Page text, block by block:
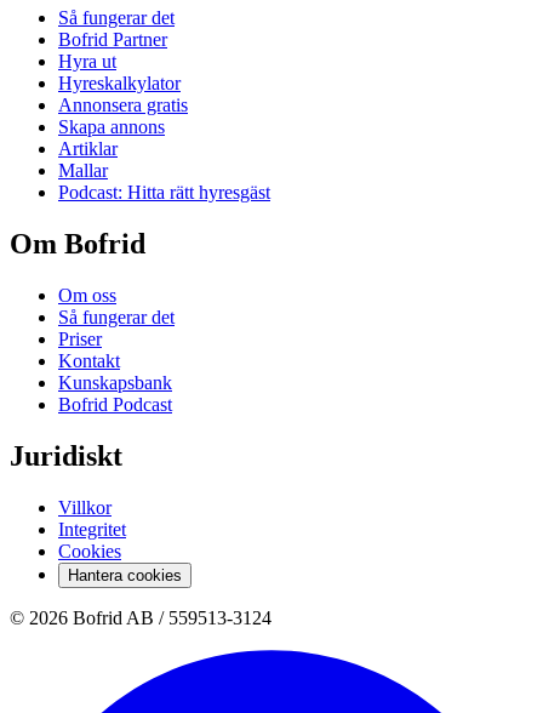
Så fungerar det
Bofrid Partner
Hyra ut
Hyreskalkylator
Annonsera gratis
Skapa annons
Artiklar
Mallar
Podcast: Hitta rätt hyresgäst
Om Bofrid
Om oss
Så fungerar det
Priser
Kontakt
Kunskapsbank
Bofrid Podcast
Juridiskt
Villkor
Integritet
Cookies
Hantera cookies
© 2026 Bofrid AB / 559513-3124